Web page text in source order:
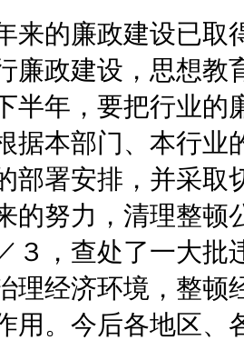
来的廉政建设已取
廉政建设，思想教
半年，要把行业的
据本部门、本行业
部署安排，并采取
的努力，清理整顿
３，查处了一大批
理经济环境，整顿
用。今后各地区、